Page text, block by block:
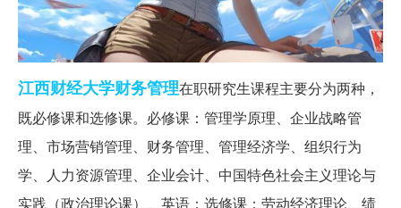
江西财经大学财务管理在职研究生课程主要分为两种，
既必修课和选修课。必修课：管理学原理、企业战略管
理、市场营销管理、财务管理、管理经济学、组织行为
学、人力资源管理、企业会计、中国特色社会主义理论与
实践（政治理论课）、英语；选修课：劳动经济理论、绩